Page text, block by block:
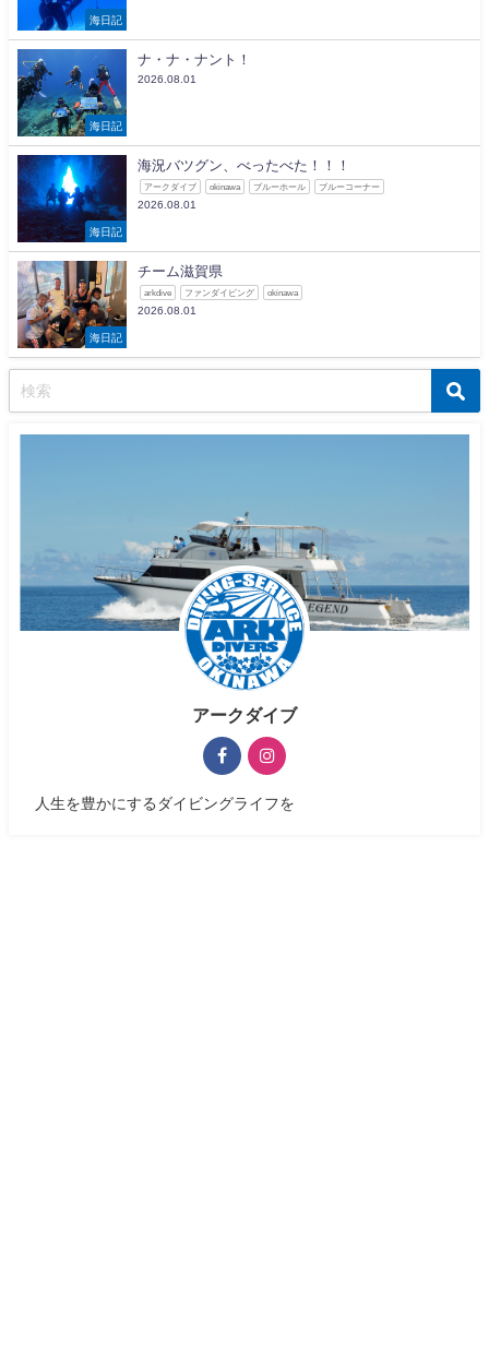
海日記
海日記
ナ・ナ・ナント！
2026.08.01
海日記
海況バツグン、べったべた！！！
アークダイブ okinawa ブルーホール ブルーコーナー
2026.08.01
海日記
チーム滋賀県
arkdive ファンダイビング okinawa
2026.08.01
アークダイブ
人生を豊かにするダイビングライフを